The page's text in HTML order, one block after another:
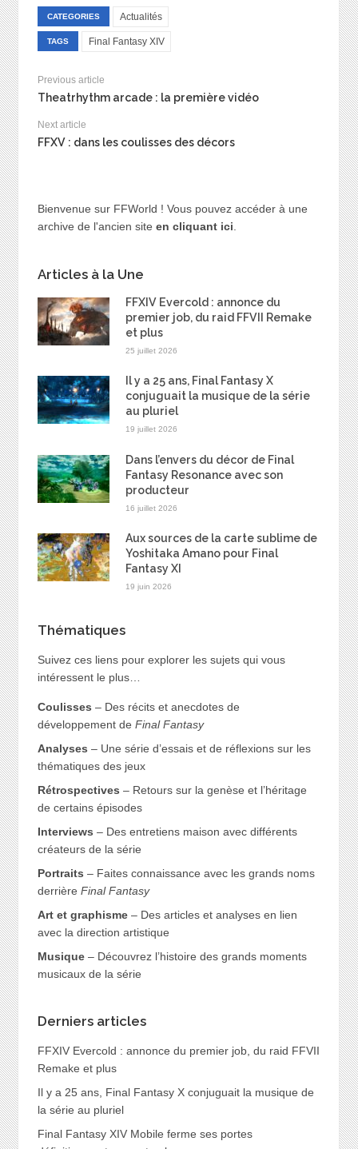
CATEGORIES Actualités
TAGS Final Fantasy XIV
Previous article
Theatrhythm arcade : la première vidéo
Next article
FFXV : dans les coulisses des décors
Bienvenue sur FFWorld ! Vous pouvez accéder à une
archive de l'ancien site en cliquant ici.
Articles à la Une
FFXIV Evercold : annonce du
premier job, du raid FFVII Remake
et plus
25 juillet 2026
Il y a 25 ans, Final Fantasy X
conjuguait la musique de la série
au pluriel
19 juillet 2026
Dans l’envers du décor de Final
Fantasy Resonance avec son
producteur
16 juillet 2026
Aux sources de la carte sublime de
Yoshitaka Amano pour Final
Fantasy XI
19 juin 2026
Thématiques
Suivez ces liens pour explorer les sujets qui vous
intéressent le plus…
Coulisses – Des récits et anecdotes de
développement de Final Fantasy
Analyses – Une série d’essais et de réflexions sur les
thématiques des jeux
Rétrospectives – Retours sur la genèse et l’héritage
de certains épisodes
Interviews – Des entretiens maison avec différents
créateurs de la série
Portraits – Faites connaissance avec les grands noms
derrière Final Fantasy
Art et graphisme– Des articles et analyses en lien
avec la direction artistique
Musique– Découvrez l’histoire des grands moments
musicaux de la série
Derniers articles
FFXIV Evercold : annonce du premier job, du raid FFVII
Remake et plus
Il y a 25 ans, Final Fantasy X conjuguait la musique de
la série au pluriel
Final Fantasy XIV Mobile ferme ses portes